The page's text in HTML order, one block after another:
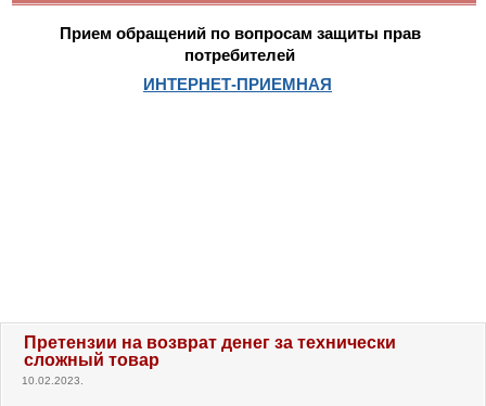
Прием обращений по вопросам защиты прав
потребителей
ИНТЕРНЕТ-ПРИЕМНАЯ
Претензии на возврат денег за технически
сложный товар
10.02.2023.